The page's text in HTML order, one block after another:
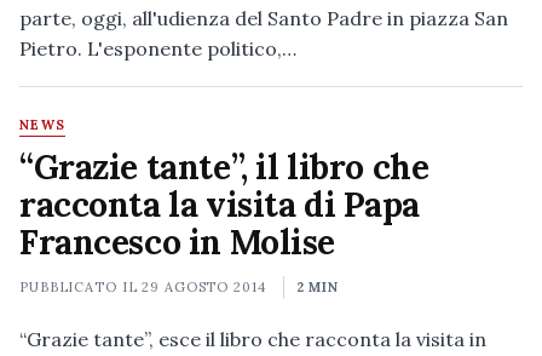
parte, oggi, all'udienza del Santo Padre in piazza San
Pietro. L'esponente politico,…
NEWS
“Grazie tante”, il libro che
racconta la visita di Papa
Francesco in Molise
PUBBLICATO IL29 AGOSTO 2014 2 MIN
“Grazie tante”, esce il libro che racconta la visita in